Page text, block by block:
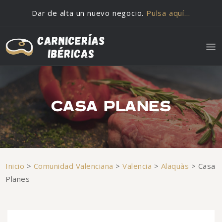
Dar de alta un nuevo negocio. Pulsa aquí…
CASA PLANES
Inicio > Comunidad Valenciana >Valencia > Alaquàs > Casa
Planes